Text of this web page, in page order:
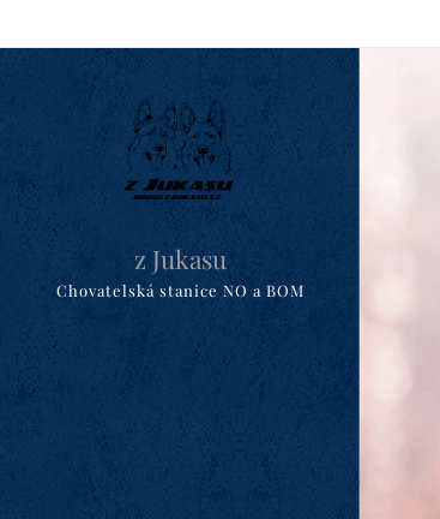
z Jukasu
Chovatelská stanice NO a BOM